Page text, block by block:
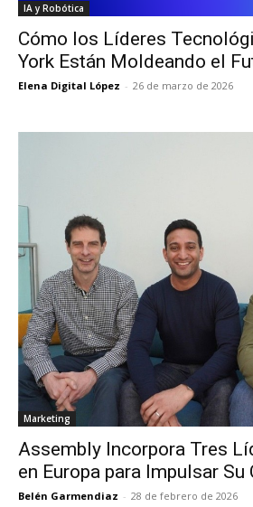
IA y Robótica
Cómo los Líderes
York Están Moldeando el
Elena Digital López - 26 de marzo de 2026
Marketing
Assembly Incorpora Tres
en Europa para Impulsar
Belén Garmendiaz - 28 de febrero de 2026